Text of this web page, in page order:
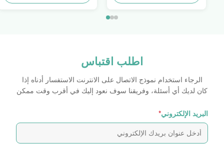
اطلب اقتباس
الرجاء استخدام نموذج الاتصال على الانترنت الاستفسار أدناه إذا
كان لديك أي أسئلة، وفريقنا سوف نعود إليك في أقرب وقت ممكن
البريد الإلكتروني*